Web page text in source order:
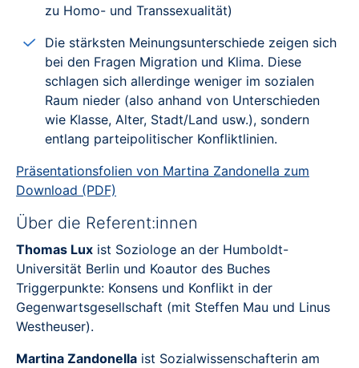
zu Homo- und Transsexualität)
Die stärksten Meinungsunterschiede zeigen sich
bei den Fragen Migration und Klima. Diese
schlagen sich allerdinge weniger im sozialen
Raum nieder (also anhand von Unterschieden
wie Klasse, Alter, Stadt/Land usw.), sondern
entlang parteipolitischer Konfliktlinien.
Präsentationsfolien von Martina Zandonella zum
Download (PDF)
Über die Referent:innen
Thomas Lux ist Soziologe an der Humboldt-
Universität Berlin und Koautor des Buches
Triggerpunkte: Konsens und Konflikt in der
Gegenwartsgesellschaft (mit Steffen Mau und Linus
Westheuser).
Martina Zandonella ist Sozialwissenschafterin am